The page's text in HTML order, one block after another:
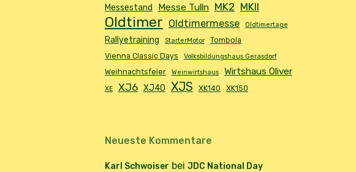
Messestand Messe Tulln MK2 MKII
Oldtimer Oldtimermesse Oldtimertage
Rallyetraining StarterMotor
Tombola
Vienna Classic Days
Volksbildungshaus Gerasdorf
Weihnachtsfeier Weinwirtshaus Wirtshaus Oliver
XE XJ6 XJ40 XJS XK140 XK150
Neueste Kommentare
Karl Schwoiser bei JDC National Day